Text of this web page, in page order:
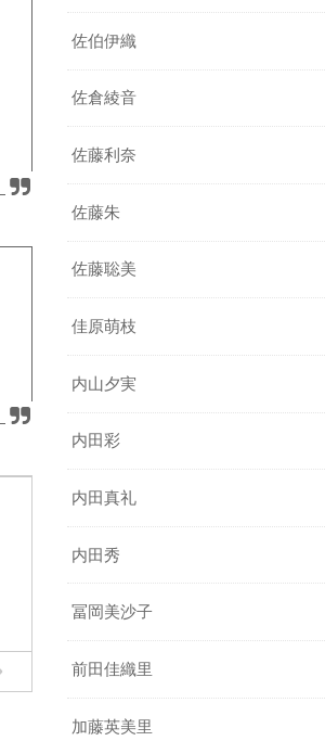
佐伯伊織
佐倉綾音
佐藤利奈
佐藤朱
佐藤聡美
佳原萌枝
内山夕実
内田彩
内田真礼
内田秀
冨岡美沙子
前田佳織里
加藤英美里